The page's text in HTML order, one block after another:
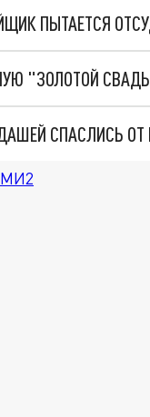
"ЗОЛОТОЙ
СПАСЛИСЬ